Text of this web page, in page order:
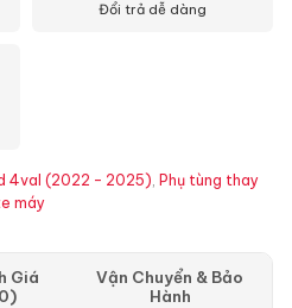
Đổi trả dễ dàng
4val (2022 - 2025), Phụ tùng thay
máy
Giá
Vận Chuyển & Bảo
Hành